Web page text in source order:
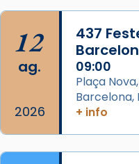
concelebrat el
Mons. David
📸 Dr. G. Simón
Photo
View on Facebook
12
ag.
2026
437
09:00
Plaça
Barcelona,
+ info